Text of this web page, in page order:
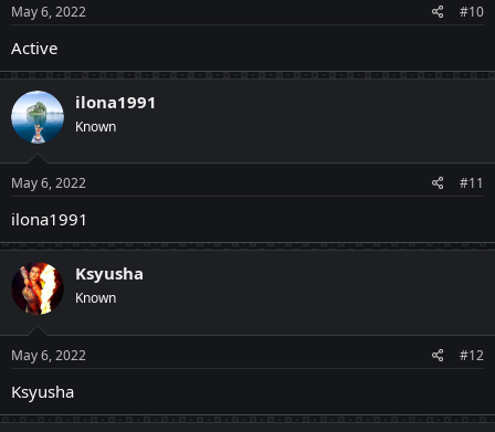
May 6, 2022 #10
Active
ilona1991
Known
May 6, 2022 #11
ilona1991
Ksyusha
Known
May 6, 2022 #12
Ksyusha